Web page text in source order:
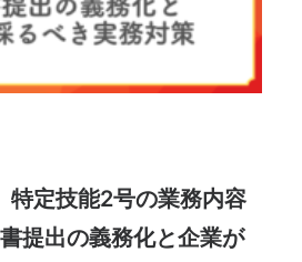
特定技能2号の業務内容
提出の義務化と企業が